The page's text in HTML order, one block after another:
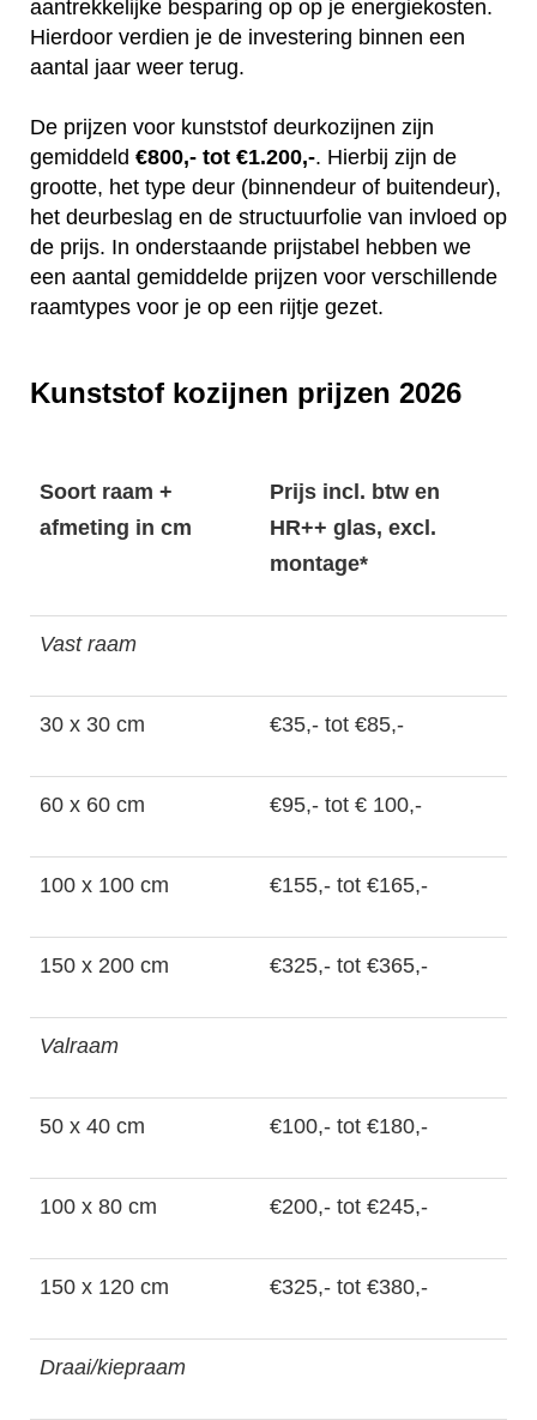
aantrekkelijke besparing op op je energiekosten.
Hierdoor verdien je de investering binnen een
aantal jaar weer terug.
De prijzen voor kunststof deurkozijnen zijn
gemiddeld €800,- tot €1.200,-. Hierbij zijn de
grootte, het type deur (binnendeur of buitendeur),
het deurbeslag en de structuurfolie van invloed op
de prijs. In onderstaande prijstabel hebben we
een aantal gemiddelde prijzen voor verschillende
raamtypes voor je op een rijtje gezet.
Kunststof kozijnen prijzen 2026
Soort raam +
afmeting in cm
Prijs incl. btw en
HR++ glas, excl.
montage*
Vast raam
30 x 30 cm €35,- tot €85,-
60 x 60 cm €95,- tot € 100,-
100 x 100 cm €155,- tot €165,-
150 x 200 cm €325,- tot €365,-
Valraam
50 x 40 cm €100,- tot €180,-
100 x 80 cm €200,- tot €245,-
150 x 120 cm €325,- tot €380,-
Draai/kiepraam